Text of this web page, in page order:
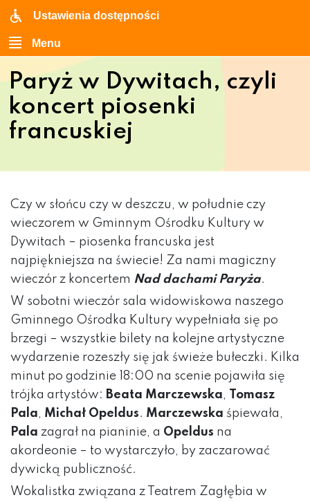
Ustawienia dostępności
Menu
Paryż w Dywitach, czyli
koncert piosenki
francuskiej
Czy w słońcu czy w deszczu, w południe czy
wieczorem w Gminnym Ośrodku Kultury w
Dywitach – piosenka francuska jest
najpiękniejsza na świecie! Za nami magiczny
wieczór z koncertem Nad dachami Paryża.
W sobotni wieczór sala widowiskowa naszego
Gminnego Ośrodka Kultury wypełniała się po
brzegi – wszystkie bilety na kolejne artystyczne
wydarzenie rozeszły się jak świeże bułeczki. Kilka
minut po godzinie 18:00 na scenie pojawiła się
trójka artystów: Beata Marczewska, Tomasz
Pala, Michał Opeldus. Marczewska śpiewała,
Pala zagrał na pianinie, a Opeldus na
akordeonie – to wystarczyło, by zaczarować
dywicką publiczność.
Wokalistka związana z Teatrem Zagłębia w